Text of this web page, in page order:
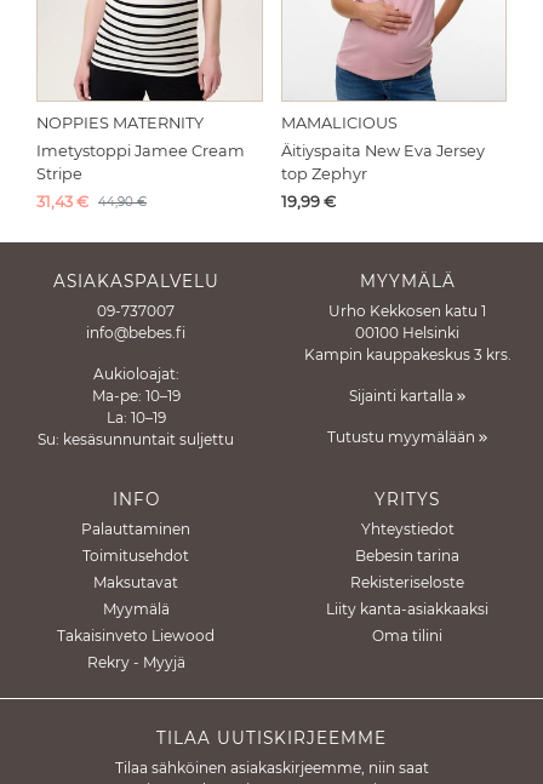
NOPPIES MATERNITY
Imetystoppi Jamee Cream
Stripe
Alkuperäinen hinta
31,43 € Alkuperäinen hinta
44,90 €
MAMALICIOUS
Äitiyspaita New Eva Jersey
top Zephyr
Hinta
19,99 €
ASIAKASPALVELU
09-737007
info@bebes.fi
Aukioloajat:
Ma-pe: 10–19
La: 10–19
Su: kesäsunnuntait suljettu
MYYMÄLÄ
Urho Kekkosen katu 1
00100 Helsinki
Kampin kauppakeskus 3 krs.
Sijainti kartalla
Tutustu myymälään
INFO
Palauttaminen
Toimitusehdot
Maksutavat
Myymälä
Takaisinveto Liewood
Rekry - Myyjä
YRITYS
Yhteystiedot
Bebesin tarina
Rekisteriseloste
Liity kanta-asiakkaaksi
Oma tilini
TILAA UUTISKIRJEEMME
Tilaa sähköinen asiakaskirjeemme, niin saat